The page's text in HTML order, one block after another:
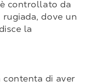
controllato da
dove un
la
contenta di aver